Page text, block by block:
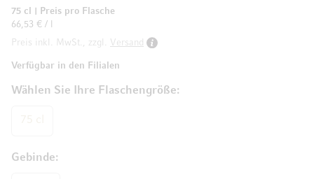
Wählen Sie Ihre Flaschengröße
Gebinde
75 cl
Preis pro Flasche
66,53 € / l
Preis inkl. MwSt., zzgl.
Versand
Verfügbar in den Filialen